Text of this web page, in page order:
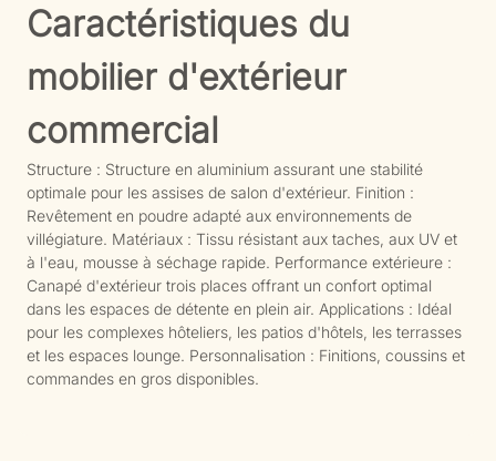
Caractéristiques du
mobilier d'extérieur
commercial
Structure : Structure en aluminium assurant une stabilité
optimale pour les assises de salon d'extérieur. Finition :
Revêtement en poudre adapté aux environnements de
villégiature. Matériaux : Tissu résistant aux taches, aux UV et
à l'eau, mousse à séchage rapide. Performance extérieure :
Canapé d'extérieur trois places offrant un confort optimal
dans les espaces de détente en plein air. Applications : Idéal
pour les complexes hôteliers, les patios d'hôtels, les terrasses
et les espaces lounge. Personnalisation : Finitions, coussins et
commandes en gros disponibles.